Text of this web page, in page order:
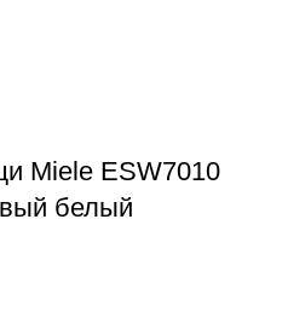
Miele ESW7010
белый